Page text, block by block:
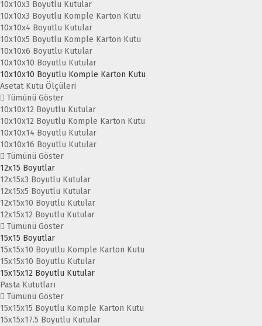
10x10x3 Boyutlu Kutular
10x10x3 Boyutlu Komple Karton Kutu
10x10x4 Boyutlu Kutular
10x10x5 Boyutlu Komple Karton Kutu
10x10x6 Boyutlu Kutular
10x10x10 Boyutlu Kutular
10x10x10 Boyutlu Komple Karton Kutu
Asetat Kutu Ölçüleri
Tümünü Göster
10x10x12 Boyutlu Kutular
10x10x12 Boyutlu Komple Karton Kutu
10x10x14 Boyutlu Kutular
10x10x16 Boyutlu Kutular
Tümünü Göster
12x15 Boyutlar
12x15x3 Boyutlu Kutular
12x15x5 Boyutlu Kutular
12x15x10 Boyutlu Kutular
12x15x12 Boyutlu Kutular
Tümünü Göster
15x15 Boyutlar
15x15x10 Boyutlu Komple Karton Kutu
15x15x10 Boyutlu Kutular
15x15x12 Boyutlu Kutular
Pasta Kututları
Tümünü Göster
15x15x15 Boyutlu Komple Karton Kutu
15x15x17.5 Boyutlu Kutular